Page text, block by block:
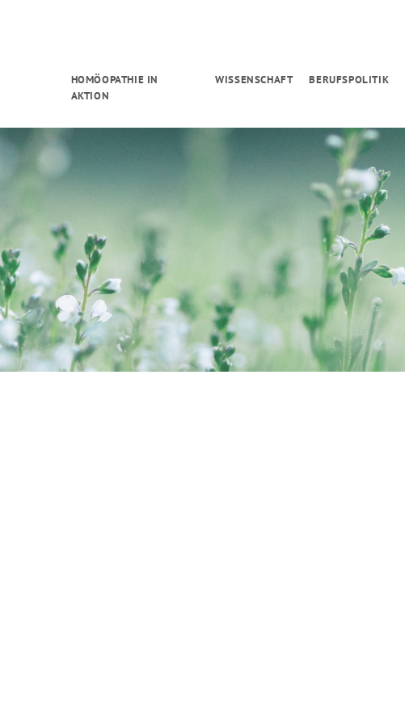
HOMÖOPATHIE IN
AKTION
WISSENSCHAFT BERUFSPOLITIK